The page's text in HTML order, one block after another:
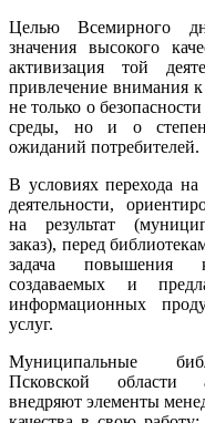
Целью Всемирного
значения высокого
активизация той
привлечение внимания
не только о
среды, но и о
ожиданий потребителей.
В условиях перехода на
деятельности,
на результат
заказ), перед
задача повышения
создаваемых и
информационных
услуг.
Муниципальные
Псковской области
внедряют элементы